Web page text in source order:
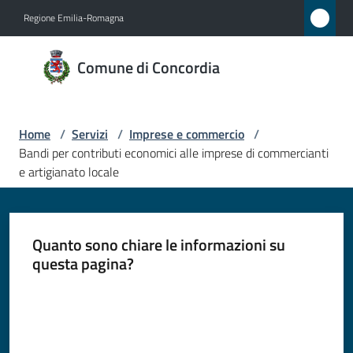
Regione Emilia-Romagna
Comune di Concordia
Comune
di
Amministrazione
Novità
Servizi
Menu selezionato
Home / Servizi / Imprese e commercio /
Bandi per contributi economici alle imprese di commercianti
e artigianato locale
Quanto sono chiare le informazioni su
questa pagina?